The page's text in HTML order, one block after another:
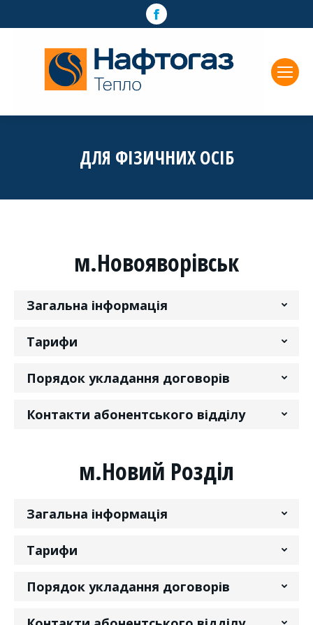
Facebook
opens
window
ДЛЯ ФІЗИЧНИХ ОСІБ
м.Новояворівськ
Загальна інформація
Тарифи
Порядок укладання договорів
Контакти абонентського відділу
м.Новий Розділ
Загальна інформація
Тарифи
Порядок укладання договорів